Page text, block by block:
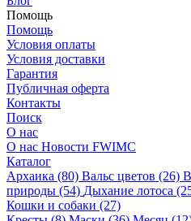
Помощь
Помощь
Условия оплаты
Условия доставки
Гарантия
Публичная оферта
Контакты
Поиск
О нас
О нас Новости FWIMC
Каталог
Архаика (80) Вальс цветов (26)
природы (54) Дыхание лотоса
Кошки и собаки (27)